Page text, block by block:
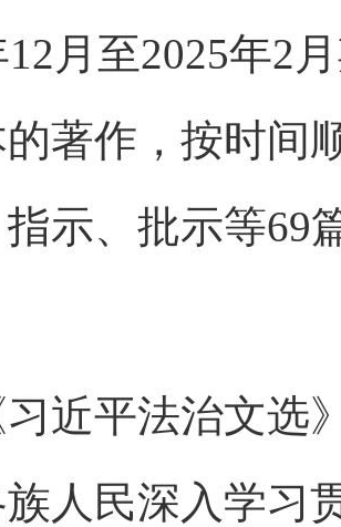
12月至2025年2
著作，按时间
示、批示等69
平法治文选》
人民深入学习